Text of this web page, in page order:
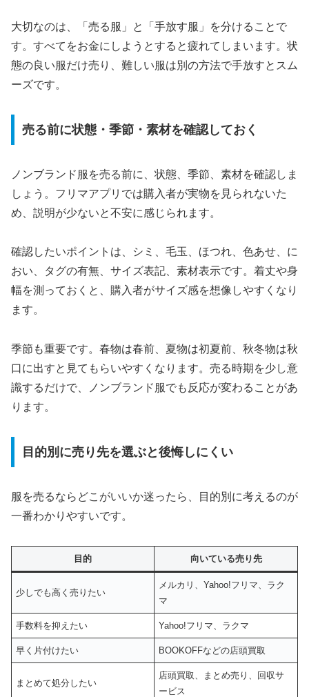
大切なのは、「売る服」と「手放す服」を分けることで
す。すべてをお金にしようとすると疲れてしまいます。状
態の良い服だけ売り、難しい服は別の方法で手放すとスム
ーズです。
売る前に状態・季節・素材を確認しておく
ノンブランド服を売る前に、状態、季節、素材を確認しま
しょう。フリマアプリでは購入者が実物を見られないた
め、説明が少ないと不安に感じられます。
確認したいポイントは、シミ、毛玉、ほつれ、色あせ、に
おい、タグの有無、サイズ表記、素材表示です。着丈や身
幅を測っておくと、購入者がサイズ感を想像しやすくなり
ます。
季節も重要です。春物は春前、夏物は初夏前、秋冬物は秋
口に出すと見てもらいやすくなります。売る時期を少し意
識するだけで、ノンブランド服でも反応が変わることがあ
ります。
目的別に売り先を選ぶと後悔しにくい
服を売るならどこがいいか迷ったら、目的別に考えるのが
一番わかりやすいです。
目的 向いている売り先
少しでも高く売りたい
メルカリ、Yahoo!フリマ、ラク
マ
手数料を抑えたい Yahoo!フリマ、ラクマ
早く片付けたい BOOKOFFなどの店頭買取
まとめて処分したい
店頭買取、まとめ売り、回収サ
ービス